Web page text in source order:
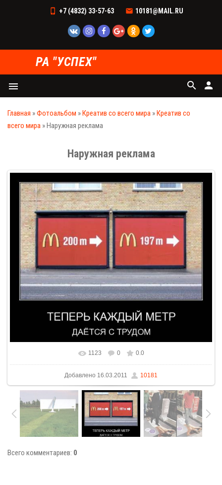
+7 (4832) 33-57-63 10181@MAIL.RU
РА "УСПЕХ"
menu person
search
Главная »Фотоальбом »Креатив со всего мира »Креатив со
всего мира » Наружная реклама
Наружная реклама
В реальном размере 780x653
1123 0 0.0
Добавлено 16.03.2011 10181
Всего комментариев: 0